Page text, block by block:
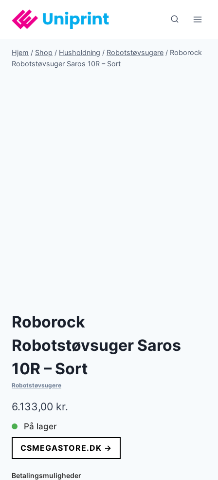
indhold
Hjem / Shop / Husholdning / Robotstøvsugere / Roborock
Robotstøvsuger Saros 10R – Sort
Roborock
Robotstøvsuger Saros
10R – Sort
Robotstøvsugere
6.133,00 kr.
På lager
CSMEGASTORE.DK →
Betalingsmuligheder